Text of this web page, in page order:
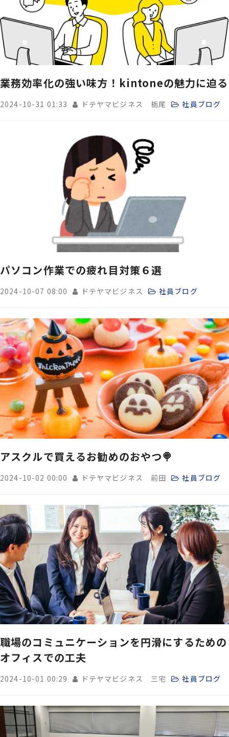
業務効率化の強い味方！kintoneの魅力に迫る
2024-10-31 01:33 ドテヤマビジネス 栃尾 社員ブログ
パソコン作業での疲れ目対策６選
2024-10-07 08:00 ドテヤマビジネス 社員ブログ
アスクルで買えるお勧めのおやつ🍭
2024-10-02 00:00 ドテヤマビジネス 前田 社員ブログ
職場のコミュニケーションを円滑にするための
オフィスでの工夫
2024-10-01 00:29 ドテヤマビジネス 三宅 社員ブログ